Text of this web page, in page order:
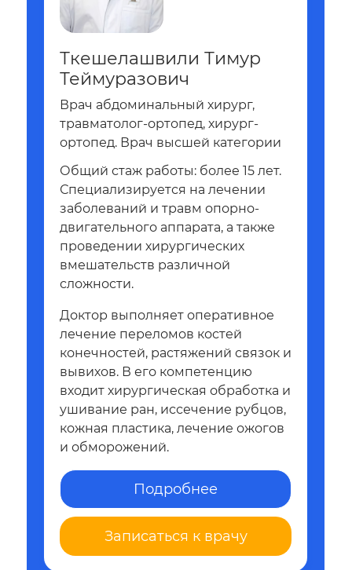
Ткешелашвили Тимур
Теймуразович
Врач абдоминальный хирург,
травматолог-ортопед, хирург-
ортопед. Врач высшей категории
Общий стаж работы: более 15 лет.
Специализируется на лечении
заболеваний и травм опорно-
двигательного аппарата, а также
проведении хирургических
вмешательств различной
сложности.
Доктор выполняет оперативное
лечение переломов костей
конечностей, растяжений связок и
вывихов. В его компетенцию
входит хирургическая обработка и
ушивание ран, иссечение рубцов,
кожная пластика, лечение ожогов
и обморожений.
Подробнее
Записаться к врачу